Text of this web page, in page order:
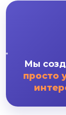
Мы
просто